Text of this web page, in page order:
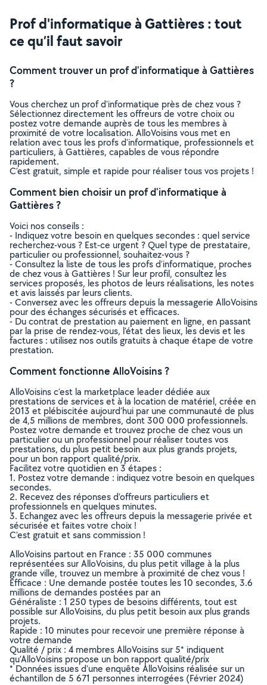
Prof d'informatique à Gattières : tout
ce qu’il faut savoir
Comment trouver un prof d'informatique à Gattières
?
Vous cherchez un prof d'informatique près de chez vous ?
Sélectionnez directement les offreurs de votre choix ou
postez votre demande auprès de tous les membres à
proximité de votre localisation. AlloVoisins vous met en
relation avec tous les profs d'informatique, professionnels et
particuliers, à Gattières, capables de vous répondre
rapidement.
C’est gratuit, simple et rapide pour réaliser tous vos projets !
Comment bien choisir un prof d'informatique à
Gattières ?
Voici nos conseils :
- Indiquez votre besoin en quelques secondes : quel service
recherchez-vous ? Est-ce urgent ? Quel type de prestataire,
particulier ou professionnel, souhaitez-vous ?
- Consultez la liste de tous les profs d'informatique, proches
de chez vous à Gattières ! Sur leur profil, consultez les
services proposés, les photos de leurs réalisations, les notes
et avis laissés par leurs clients.
- Conversez avec les offreurs depuis la messagerie AlloVoisins
pour des échanges sécurisés et efficaces.
- Du contrat de prestation au paiement en ligne, en passant
par la prise de rendez-vous, l’état des lieux, les devis et les
factures : utilisez nos outils gratuits à chaque étape de votre
prestation.
Comment fonctionne AlloVoisins ?
AlloVoisins c’est la marketplace leader dédiée aux
prestations de services et à la location de matériel, créée en
2013 et plébiscitée aujourd’hui par une communauté de plus
de 4,5 millions de membres, dont 300 000 professionnels.
Postez votre demande et trouvez proche de chez vous un
particulier ou un professionnel pour réaliser toutes vos
prestations, du plus petit besoin aux plus grands projets,
pour un bon rapport qualité/prix.
Facilitez votre quotidien en 3 étapes :
1. Postez votre demande : indiquez votre besoin en quelques
secondes.
2. Recevez des réponses d’offreurs particuliers et
professionnels en quelques minutes.
3. Echangez avec les offreurs depuis la messagerie privée et
sécurisée et faites votre choix !
C’est gratuit et sans commission !
AlloVoisins partout en France : 35 000 communes
représentées sur AlloVoisins, du plus petit village à la plus
grande ville, trouvez un membre à proximité de chez vous !
Efficace : Une demande postée toutes les 10 secondes, 3.6
millions de demandes postées par an
Généraliste : 1 250 types de besoins différents, tout est
possible sur AlloVoisins, du plus petit besoin aux plus grands
projets.
Rapide : 10 minutes pour recevoir une première réponse à
votre demande
Qualité / prix : 4 membres AlloVoisins sur 5* indiquent
qu’AlloVoisins propose un bon rapport qualité/prix
* Données issues d’une enquête AlloVoisins réalisée sur un
échantillon de 5 671 personnes interrogées (Février 2024)